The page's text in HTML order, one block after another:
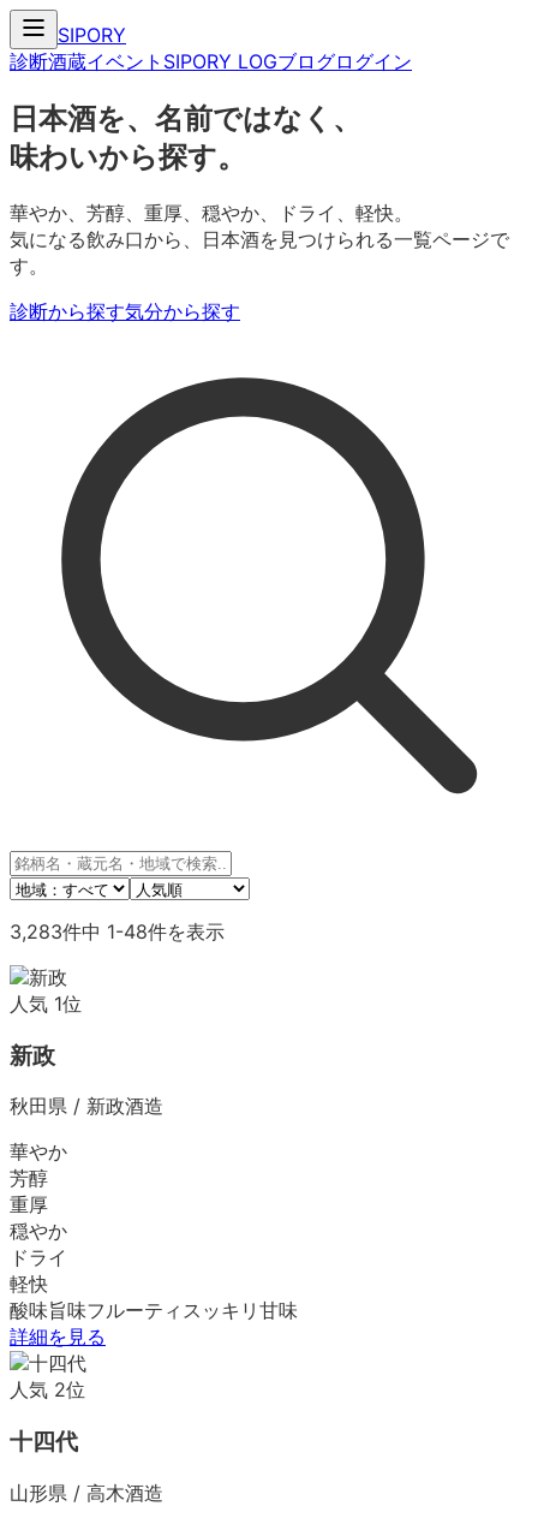
SIPORY
診断酒蔵イベント SIPORY LOGブログログイン
日本酒を、名前ではなく、
味わいから探す。
華やか、芳醇、重厚、穏やか、ドライ、軽快。
気になる飲み口から、日本酒を見つけられる一覧ページで
す。
診断から探す気分から探す
3,283件中 1-48件を表示
人気 1位
新政
秋田県 / 新政酒造
華やか
芳醇
重厚
穏やか
ドライ
軽快
酸味旨味フルーティ スッキリ 甘味
詳細を見る
人気 2位
十四代
山形県 / 高木酒造